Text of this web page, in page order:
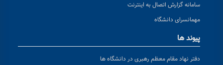
سامانه گزارش اتصال به اینترنت
مهمانسرای دانشگاه
پیوند ها
دفتر نهاد مقام معظم رهبری در دانشگاه ها